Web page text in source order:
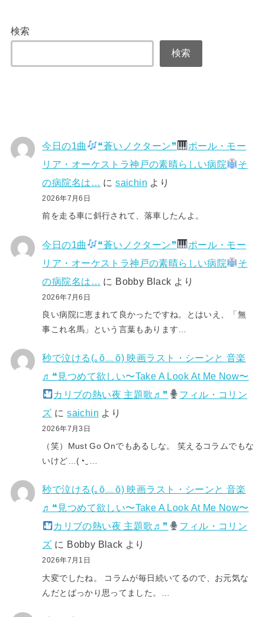
検索
検索
今日の1曲 ❝蒼いノクターン❞
ポール・モー
リア・オーケストラ神戸の素晴らしい病院
そ
の病院名は… にsaichin より
2026年7月6日
前を走る車に斜行されて、落車したんよ。
今日の1曲 ❝蒼いノクターン❞
ポール・モー
リア・オーケストラ神戸の素晴らしい病院
そ
の病院名は… に Bobby Black より
2026年7月6日
良い病院に恵まれて良かったですね。とはいえ、「無
事これ名馬」という言葉もあります…
秒で泣ける(⁠｡⁠ŏ⁠﹏⁠ŏ⁠) 映画ラスト・シーンと 音楽
♬❝見つめて欲しい〜Take A Look At Me Now〜
カリブの熱い夜 主題歌♬❞
フィル・コリン
ズ にsaichin より
2026年7月3日
（笑）Must Go Onでもあるしな。 笑えるコラムでもな
いけど…(⁠◔⁠‿⁠…
秒で泣ける(⁠｡⁠ŏ⁠﹏⁠ŏ⁠) 映画ラスト・シーンと 音楽
♬❝見つめて欲しい〜Take A Look At Me Now〜
カリブの熱い夜 主題歌♬❞
フィル・コリン
ズ に Bobby Black より
2026年7月1日
大変でしたね。 コラムが毎日続いてるので、お元気な
んだとばっかり思ってました。…